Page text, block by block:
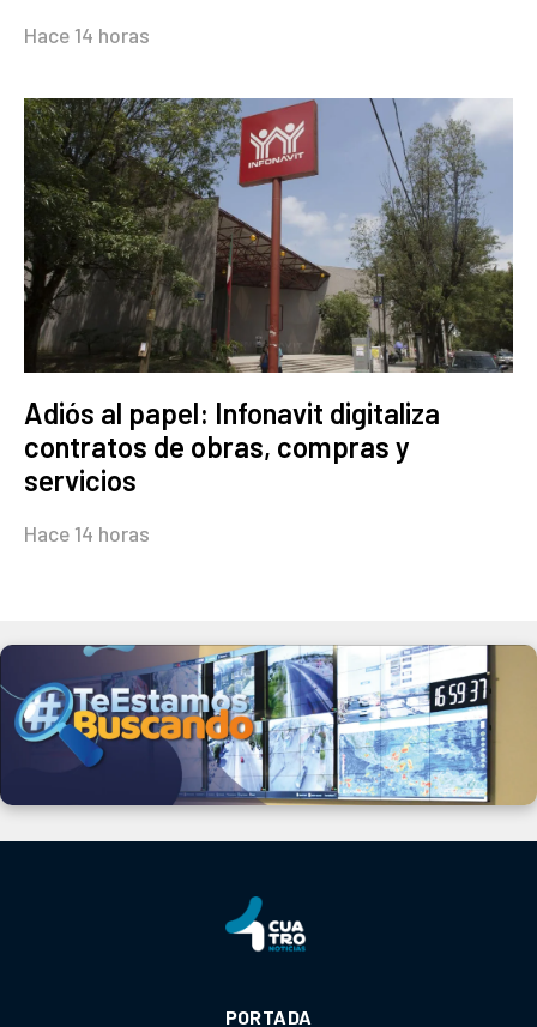
Hace 14 horas
Adiós al papel: Infonavit digitaliza
contratos de obras, compras y
servicios
Hace 14 horas
PORTADA